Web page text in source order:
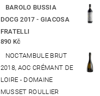
BAROLO BUSSIA
DOCG 2017 - GIACOSA
FRATELLI
890 Kč
NOCTAMBULE BRUT
2018, AOC CRÉMANT DE
LOIRE - DOMAINE
MUSSET ROULLIER